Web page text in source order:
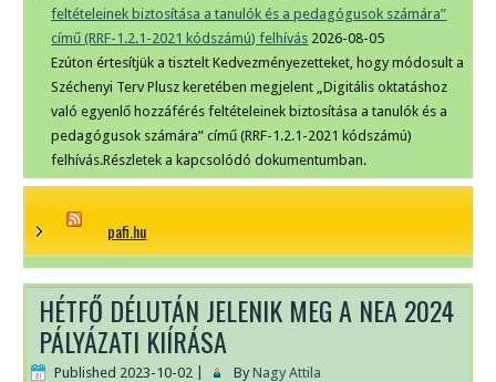
feltételeinek biztosítása a tanulók és a pedagógusok számára”
című (RRF-1.2.1-2021 kódszámú) felhívás 2026-08-05
Ezúton értesítjük a tisztelt Kedvezményezetteket, hogy módosult a
Széchenyi Terv Plusz keretében megjelent „Digitális oktatáshoz
való egyenlő hozzáférés feltételeinek biztosítása a tanulók és a
pedagógusok számára” című (RRF-1.2.1-2021 kódszámú)
felhívás.Részletek a kapcsolódó dokumentumban.
pafi.hu
HÉTFŐ DÉLUTÁN JELENIK MEG A NEA 2024
PÁLYÁZATI KIÍRÁSA
Published 2023-10-02 By Nagy Attila